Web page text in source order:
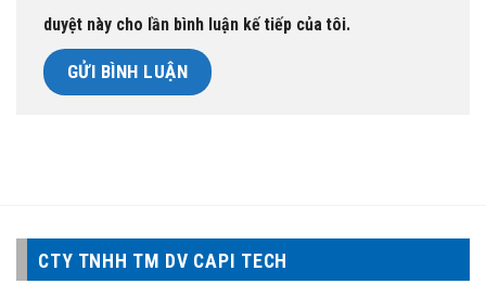
duyệt này cho lần bình luận kế tiếp của tôi.
CTY TNHH TM DV CAPI TECH